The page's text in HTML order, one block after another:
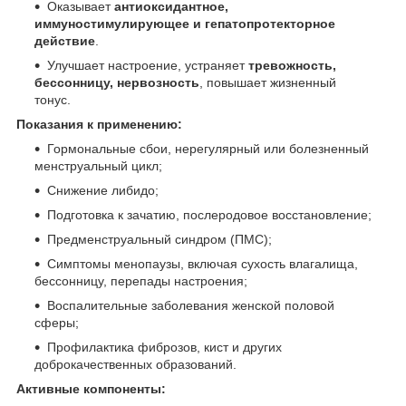
Оказываетантиоксидантное,
иммуностимулирующее и гепатопротекторное
действие
Улучшает настроение, устраняеттревожность,
бессонницу, нервозность , повышает жизненный
тонус.
Показания к применению:
Гормональные сбои, нерегулярный или болезненный
менструальный цикл;
Снижение либидо;
Подготовка к зачатию, послеродовое восстановление;
Предменструальный синдром (ПМС);
Симптомы менопаузы, включая сухость влагалища,
бессонницу, перепады настроения;
Воспалительные заболевания женской половой
сферы;
Профилактика фиброзов, кист и других
доброкачественных образований.
Активные компоненты: